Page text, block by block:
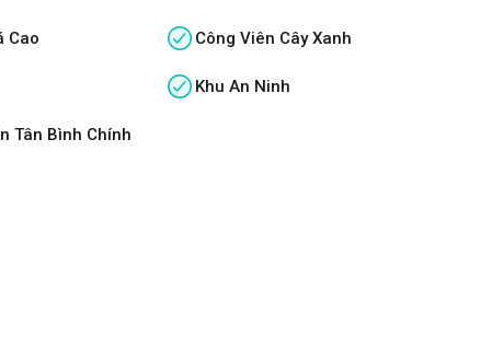
Cao Công Viên Cây Xanh
Khu An Ninh
Tân Bình Chính